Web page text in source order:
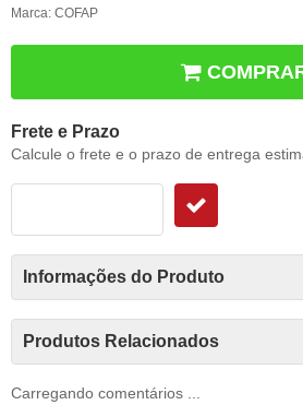
Marca: COFAP
Frete e Prazo
Calcule o frete e o prazo de entrega
Informações do Produto
Produtos Relacionados
Carregando comentários ...